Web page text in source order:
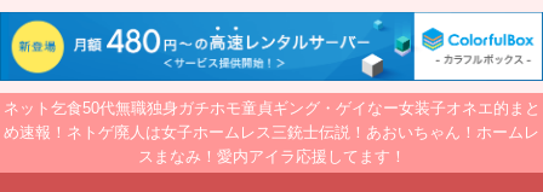
ネット乞食50代無職独身ガチホモ童貞ギング・ゲイなー女装子オネエ的まと
め速報！ネトゲ廃人は女子ホームレス三銃士伝説！あおいちゃん！ホームレ
スまなみ！愛内アイラ応援してます！